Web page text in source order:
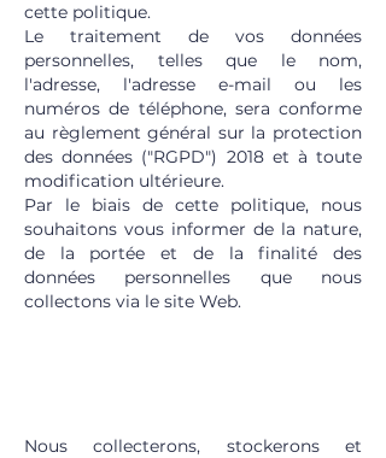
cette politique.
Le traitement de vos données
personnelles, telles que le nom,
l'adresse, l'adresse e-mail ou les
numéros de téléphone, sera conforme
au règlement général sur la protection
des données ("RGPD") 2018 et à toute
modification ultérieure.
Par le biais de cette politique, nous
souhaitons vous informer de la nature,
de la portée et de la finalité des
données personnelles que nous
collectons via le site Web.
Nous collecterons, stockerons et